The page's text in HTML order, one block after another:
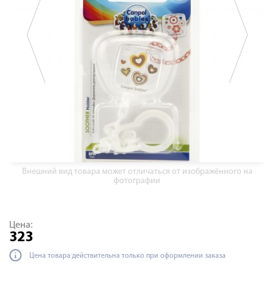
Внешний вид товара может отличаться от изображённого на
фотографии
Цена:
323
Цена товара действительна только при оформлении заказа